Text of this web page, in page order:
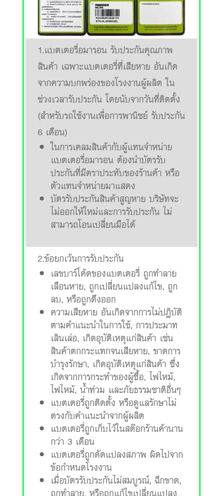
1.แบตเตอรี่อมารอน รับประกันคุณภาพ
สินค้า เฉพาะแบตเตอรี่ที่เสียหาย อันเกิด
จากความบกพร่องของโรงงานผู้ผลิต ใน
ช่วงเวลารับประกัน โดยนับจากวันที่ติดตั้ง
(สำหรับรถใช้งานเพื่อการพานิชย์ รับประกัน
6 เดือน)
ในการเคลมสินค้ากับผู้แทนจำหน่าย
แบตเตอรี่อมารอน ต้องนำบัตรรับ
ประกันที่มีตราประทับของร้านค้า หรือ
ตัวแทนจำหน่ายมาแสดง
บัตรรับประกันสินค้าสูญหาย บริษัทจะ
ไม่ออกให้ใหม่และการรับประกัน ไม่
สามารถโอนเปลี่ยนมือได้
2.ข้อยกเว้นการรับประกัน
เลขบาร์โค้ดของแบตเตอรี่ ถูกทำลาย
เลือนหาย, ถูกเปลี่ยนแปลงแก้ไข, ถูก
ลบ, หรือถูกดึงออก
ความเสียหาย อันเกิดจากการไม่ปฎิบัติ
ตามคำแนะนำในการใช้, การประมาท
เลินเล่อ, เกิดอุบัติเหตุแก่สินค้า เช่น
สินค้าตกกระแทกจนเสียหาย, ขาดการ
บำรุงรักษา, เกิดอุบัติเหตุแก่สินค้า ซึ่ง
เกิดจากการกระทำของผู้ซื้อ, ไฟไหม้,
ไฟไหม้, น้ำท่วม และภัยธรรมชาติอื่นๆ
แบตเตอรี่ถูกติดตั้ง หรือดูแลรักษาไม่
ตรงกับคำแนะนำจากผู้ผลิต
แบตเตอรี่ถูกเก็บไว้ในสต๊อกร้านค้านาน
กว่า 3 เดือน
แบตเตอรี่ถูกดัดแปลงสภาพ ผิดไปจาก
ข้อกำหนดโรงงาน
เมื่อบัตรรับประกันไม่สมบูรณ์, ฉีกขาด,